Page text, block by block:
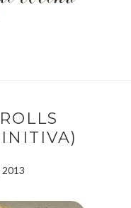
2013